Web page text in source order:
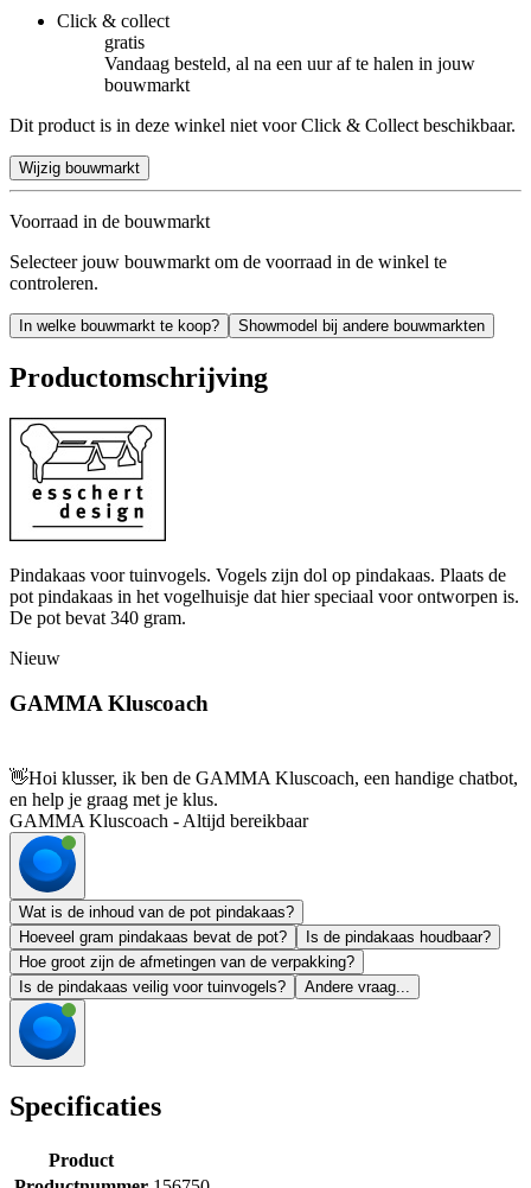
Click & collect
gratis
Vandaag besteld, al na een uur af te halen in jouw
bouwmarkt
Dit product is in deze winkel niet voor Click & Collect beschikbaar.
Wijzig bouwmarkt
Voorraad in de bouwmarkt
Selecteer jouw bouwmarkt om de voorraad in de winkel te
controleren.
In welke bouwmarkt te koop? Showmodel bij andere bouwmarkten
Productomschrijving
Pindakaas voor tuinvogels. Vogels zijn dol op pindakaas. Plaats de
pot pindakaas in het vogelhuisje dat hier speciaal voor ontworpen is.
De pot bevat 340 gram.
Nieuw
GAMMA Kluscoach
👋Hoi klusser, ik ben de GAMMA Kluscoach, een handige chatbot,
en help je graag met je klus.
GAMMA Kluscoach - Altijd bereikbaar
Wat is de inhoud van de pot pindakaas?
Hoeveel gram pindakaas bevat de pot?
Is de pindakaas houdbaar?
Hoe groot zijn de afmetingen van de verpakking?
Is de pindakaas veilig voor tuinvogels?
Andere vraag...
Specificaties
Product